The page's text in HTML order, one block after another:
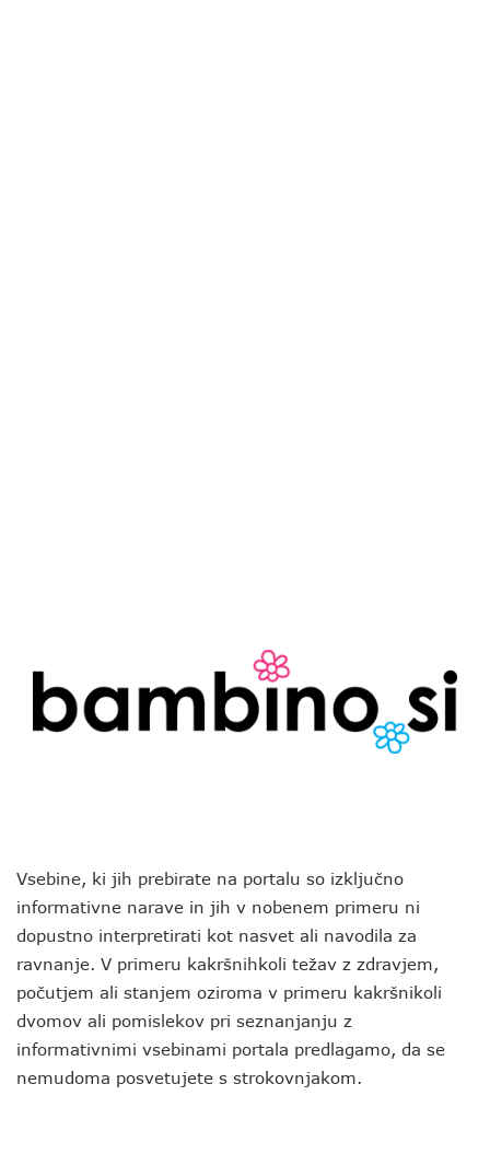
Vsebine, ki jih prebirate na portalu so izključno
informativne narave in jih v nobenem primeru ni
dopustno interpretirati kot nasvet ali navodila za
ravnanje. V primeru kakršnihkoli težav z zdravjem,
počutjem ali stanjem oziroma v primeru kakršnikoli
dvomov ali pomislekov pri seznanjanju z
informativnimi vsebinami portala predlagamo, da se
nemudoma posvetujete s strokovnjakom.